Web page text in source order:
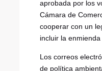
aprobada por los
Cámara de
cooperar con un
incluir la
Los correos
de política